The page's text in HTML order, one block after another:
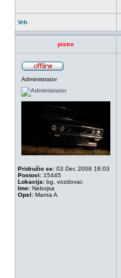
Vrh
pistre
Administrator
Pridružio se: 03 Dec 2008 18:03
Postovi: 15445
Lokacija: bg, vozdovac
Ime: Nebojsa
Opel: Manta A